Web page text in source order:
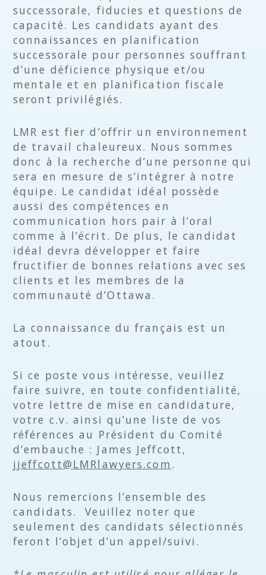
successorale, fiducies et questions de
capacité. Les candidats ayant des
connaissances en planification
successorale pour personnes souffrant
d’une déficience physique et/ou
mentale et en planification fiscale
seront privilégiés.
LMR est fier d’offrir un environnement
de travail chaleureux. Nous sommes
donc à la recherche d’une personne qui
sera en mesure de s’intégrer à notre
équipe. Le candidat idéal possède
aussi des compétences en
communication hors pair à l’oral
comme à l’écrit. De plus, le candidat
idéal devra développer et faire
fructifier de bonnes relations avec ses
clients et les membres de la
communauté d’Ottawa.
La connaissance du français est un
atout.
Si ce poste vous intéresse, veuillez
faire suivre, en toute confidentialité,
votre lettre de mise en candidature,
votre c.v. ainsi qu’une liste de vos
références au Président du Comité
d’embauche : James Jeffcott,
jjeffcott@LMRlawyers.com .
Nous remercions l’ensemble des
candidats. Veuillez noter que
seulement des candidats sélectionnés
feront l’objet d’un appel/suivi.